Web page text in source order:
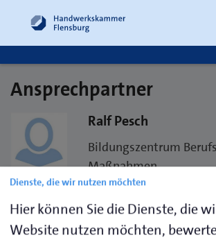
Suche
Ansprechpartner
Ralf Pesch
Bildungszentrum
Maßnahmen
Telefon 04331 46590-
E-Mailr.pesch@hwk-
Dienste, die wir nutzen möchten
Hier können Sie die Dienste, die
Website nutzen möchten,